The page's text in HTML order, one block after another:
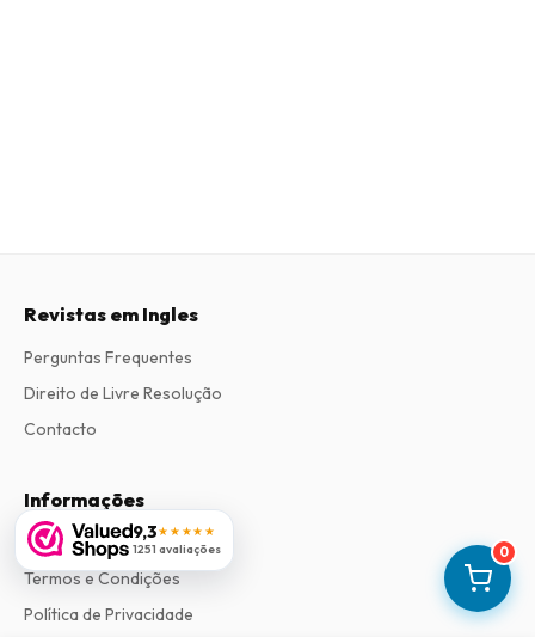
0
9,3★★★★★
1251 avaliações
Revistas em Ingles
Perguntas Frequentes
Direito de Livre Resolução
Contacto
Informações
Sobre Nós
Termos e Condições
Política de Privacidade